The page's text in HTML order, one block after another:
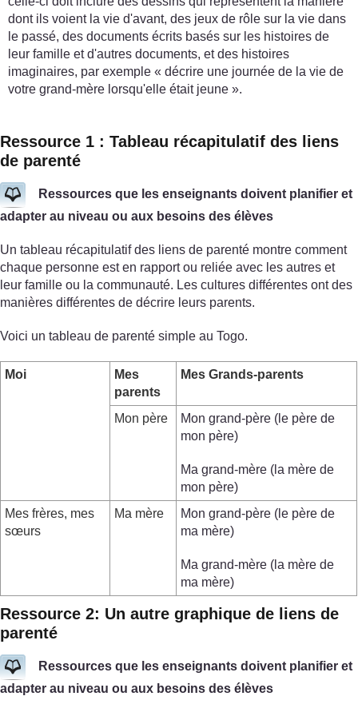
dont ils voient la vie d'avant, des jeux de rôle sur la vie dans
le passé, des documents écrits basés sur les histoires de
leur famille et d'autres documents, et des histoires
imaginaires, par exemple « décrire une journée de la vie de
votre grand-mère lorsqu'elle était jeune ».
Ressource 1 : Tableau récapitulatif des liens
de parenté
Ressources que les enseignants doivent planifier et
adapter au niveau ou aux besoins des élèves
Un tableau récapitulatif des liens de parenté montre comment
chaque personne est en rapport ou reliée avec les autres et
leur famille ou la communauté. Les cultures différentes ont des
manières différentes de décrire leurs parents.
Voici un tableau de parenté simple au Togo.
Moi
Mes
parents
Mes Grands-parents
Mon père
Mon grand-père (le père de
mon père)
Ma grand-mère (la mère de
mon père)
Mes frères, mes
sœurs
Ma mère
Mon grand-père (le père de
ma mère)
Ma grand-mère (la mère de
ma mère)
Ressource 2: Un autre graphique de liens de
parenté
Ressources que les enseignants doivent planifier et
adapter au niveau ou aux besoins des élèves